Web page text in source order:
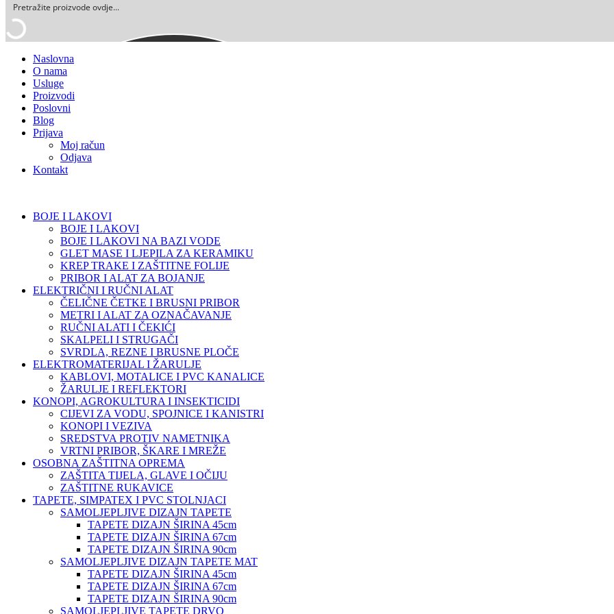
Naslovna
O nama
Usluge
Proizvodi
Poslovni
Blog
Prijava
Moj račun
Odjava
Kontakt
BOJE I LAKOVI
BOJE I LAKOVI
BOJE I LAKOVI NA BAZI VODE
GLET MASE I LJEPILA ZA KERAMIKU
KREP TRAKE I ZAŠTITNE FOLIJE
PRIBOR I ALAT ZA BOJANJE
ELEKTRIČNI I RUČNI ALAT
ČELIČNE ČETKE I BRUSNI PRIBOR
METRI I ALAT ZA OZNAČAVANJE
RUČNI ALATI I ČEKIĆI
SKALPELI I STRUGAČI
SVRDLA, REZNE I BRUSNE PLOČE
ELEKTROMATERIJAL I ŽARULJE
KABLOVI, MOTALICE I PVC KANALICE
ŽARULJE I REFLEKTORI
KONOPI, AGROKULTURA I INSEKTICIDI
CIJEVI ZA VODU, SPOJNICE I KANISTRI
KONOPI I VEZIVA
SREDSTVA PROTIV NAMETNIKA
VRTNI PRIBOR, ŠKARE I MREŽE
OSOBNA ZAŠTITNA OPREMA
ZAŠTITA TIJELA, GLAVE I OČIJU
ZAŠTITNE RUKAVICE
TAPETE, SIMPATEX I PVC STOLNJACI
SAMOLJEPLJIVE DIZAJN TAPETE
TAPETE DIZAJN ŠIRINA 45cm
TAPETE DIZAJN ŠIRINA 67cm
TAPETE DIZAJN ŠIRINA 90cm
SAMOLJEPLJIVE DIZAJN TAPETE MAT
TAPETE DIZAJN ŠIRINA 45cm
TAPETE DIZAJN ŠIRINA 67cm
TAPETE DIZAJN ŠIRINA 90cm
SAMOLJEPLJIVE TAPETE DRVO